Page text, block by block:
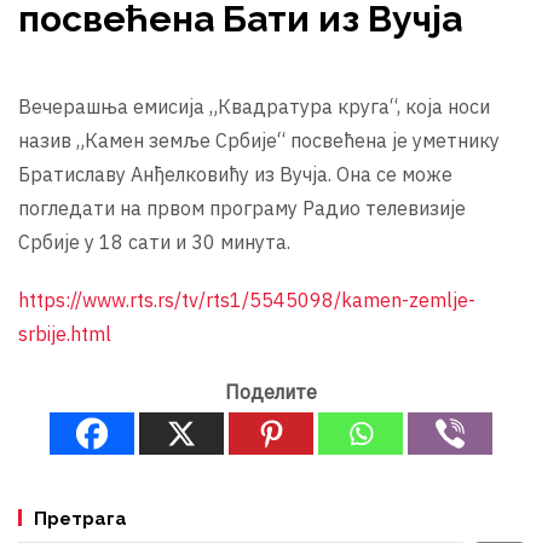
посвећена Бати из Вучја
Вечерашња емисија „Квадратура круга“, која носи
назив „Камен земље Србије“ посвећена је уметнику
Братиславу Анђелковићу из Вучја. Она се може
погледати на првом програму Радио телевизије
Србије у 18 сати и 30 минута.
https://www.rts.rs/tv/rts1/5545098/kamen-zemlje-
srbije.html
Поделите
Претрага